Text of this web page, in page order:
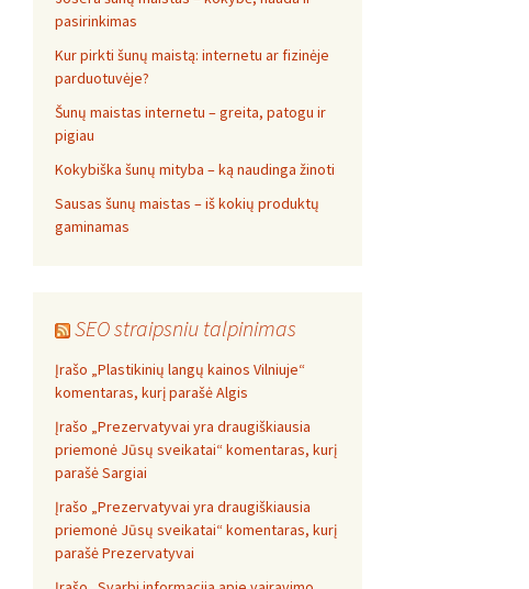
pasirinkimas
Kur pirkti šunų maistą: internetu ar fizinėje
parduotuvėje?
Šunų maistas internetu – greita, patogu ir
pigiau
Kokybiška šunų mityba – ką naudinga žinoti
Sausas šunų maistas – iš kokių produktų
gaminamas
SEO straipsniu talpinimas
Įrašo „Plastikinių langų kainos Vilniuje“
komentaras, kurį parašė Algis
Įrašo „Prezervatyvai yra draugiškiausia
priemonė Jūsų sveikatai“ komentaras, kurį
parašė Sargiai
Įrašo „Prezervatyvai yra draugiškiausia
priemonė Jūsų sveikatai“ komentaras, kurį
parašė Prezervatyvai